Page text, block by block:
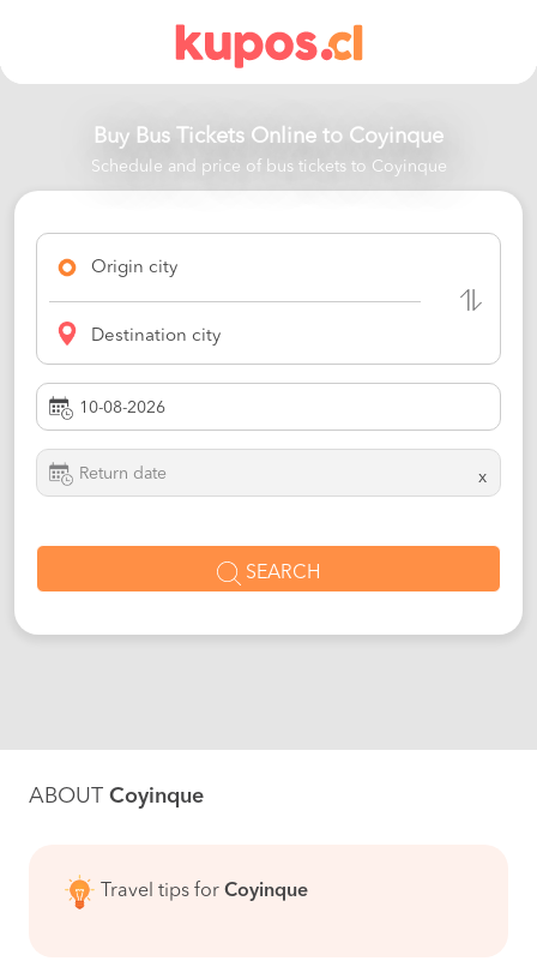
Buy Bus Tickets Online to Coyinque
Schedule and price of bus tickets to Coyinque
Origin city
Destination city
x
SEARCH
ABOUT Coyinque
Travel tips for Coyinque